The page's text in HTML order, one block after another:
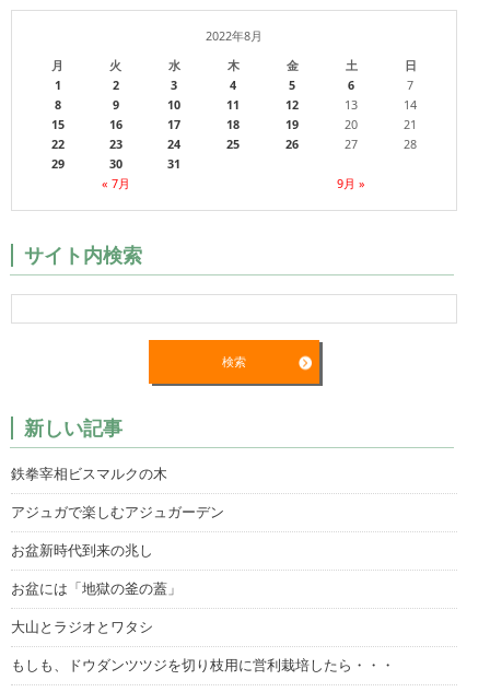
2022年8月
月
火 水 木 金 土 日
« 7月 9月 »
1 2 3 4 5 6
7
8
9 10 11 12 13
14
15
16 17 18 19 20
21
22
23 24 25 26 27
28
29
30 31
サイト内検索
新しい記事
鉄拳宰相ビスマルクの木
アジュガで楽しむアジュガーデン
お盆新時代到来の兆し
お盆には「地獄の釜の蓋」
大山とラジオとワタシ
もしも、ドウダンツツジを切り枝用に営利栽培したら・・・